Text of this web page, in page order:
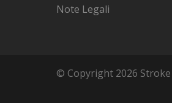
Note Legali
© Copyright 2026